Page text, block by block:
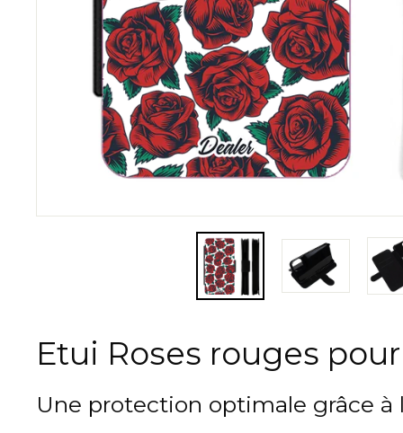
Etui Roses rouges
Une protection optimale grâce à